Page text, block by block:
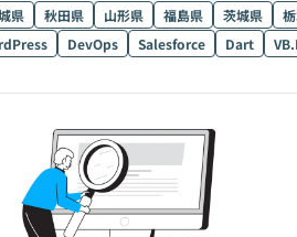
県 秋田県 山形県 福島県 茨城県
DevOps Salesforce Dart